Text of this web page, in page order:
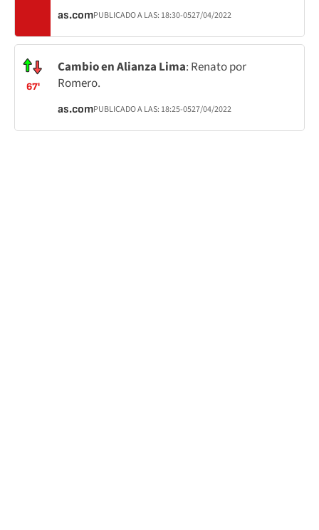
as.comPUBLICADO A LAS: 18:30-0527/04/2022
67'
Cambio en Alianza Lima: Renato por
Romero.
as.comPUBLICADO A LAS: 18:25-0527/04/2022